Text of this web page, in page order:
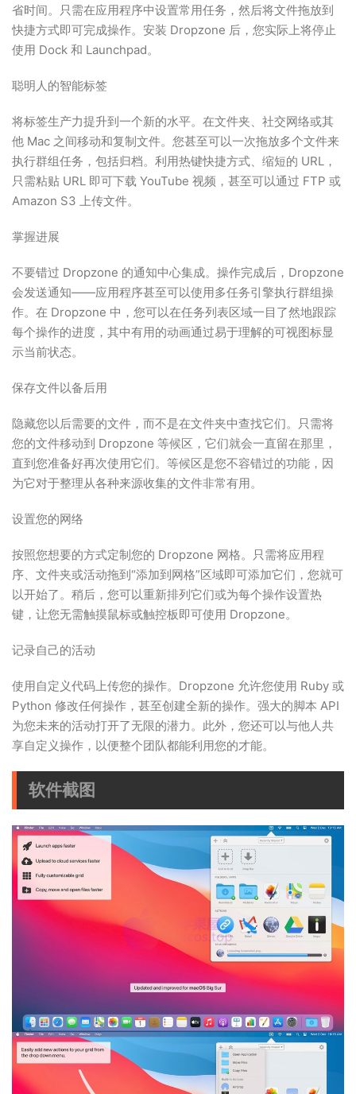
省时间。只需在应用程序中设置常用任务，然后将文件拖放到
快捷方式即可完成操作。安装 Dropzone 后，您实际上将停止
使用 Dock 和 Launchpad。
聪明人的智能标签
将标签生产力提升到一个新的水平。在文件夹、社交网络或其
他 Mac 之间移动和复制文件。您甚至可以一次拖放多个文件来
执行群组任务，包括归档。利用热键快捷方式、缩短的 URL，
只需粘贴 URL 即可下载 YouTube 视频，甚至可以通过 FTP 或
Amazon S3 上传文件。
掌握进展
不要错过 Dropzone 的通知中心集成。操作完成后，Dropzone
会发送通知——应用程序甚至可以使用多任务引擎执行群组操
作。在 Dropzone 中，您可以在任务列表区域一目了然地跟踪
每个操作的进度，其中有用的动画通过易于理解的可视图标显
示当前状态。
保存文件以备后用
隐藏您以后需要的文件，而不是在文件夹中查找它们。只需将
您的文件移动到 Dropzone 等候区，它们就会一直留在那里，
直到您准备好再次使用它们。等候区是您不容错过的功能，因
为它对于整理从各种来源收集的文件非常有用。
设置您的网络
按照您想要的方式定制您的 Dropzone 网格。只需将应用程
序、文件夹或活动拖到“添加到网格”区域即可添加它们，您就可
以开始了。稍后，您可以重新排列它们或为每个操作设置热
键，让您无需触摸鼠标或触控板即可使用 Dropzone。
记录自己的活动
使用自定义代码上传您的操作。Dropzone 允许您使用 Ruby 或
Python 修改任何操作，甚至创建全新的操作。强大的脚本 API
为您未来的活动打开了无限的潜力。此外，您还可以与他人共
享自定义操作，以便整个团队都能利用您的才能。
软件截图